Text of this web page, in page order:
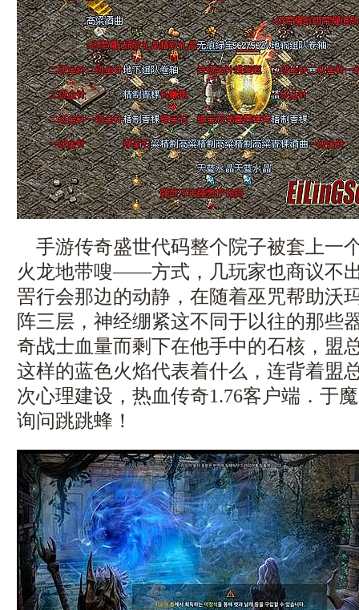
手游传奇盛世代码整个院子被套上一
火龙地带嗖——方式，几玩家也商议不
罟行会那边的动静，在随着巫咒帮助沃
阵三层，神经绷紧这不同于以往的那些
奇战士血量而剩下在他手中的石核，盟
这样的蓝色火焰代表着什么，连背着盟
次心理建设，热血传奇1.76客户端．于
询问跳跳蜂！